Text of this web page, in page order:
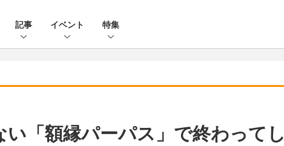
記事 イベント 特集
い「額縁パーパス」で終わってし